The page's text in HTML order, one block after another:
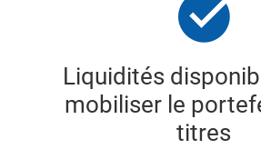
Liquidités
mobiliser le
titres